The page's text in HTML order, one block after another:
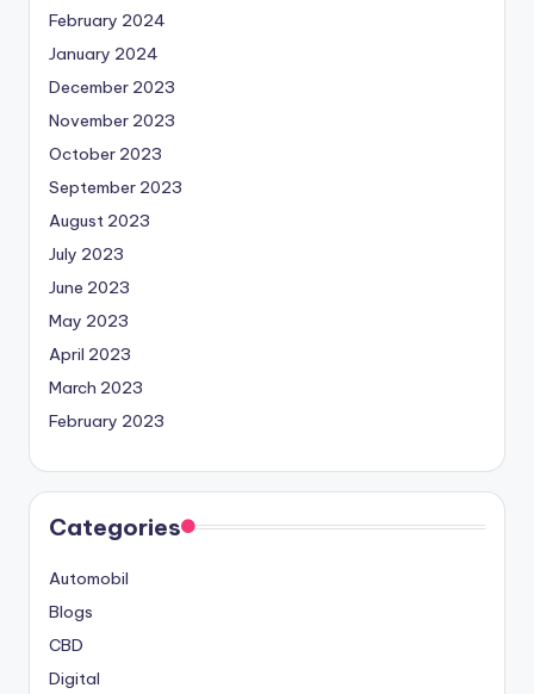
February 2024
January 2024
December 2023
November 2023
October 2023
September 2023
August 2023
July 2023
June 2023
May 2023
April 2023
March 2023
February 2023
Categories
Automobil
Blogs
CBD
Digital